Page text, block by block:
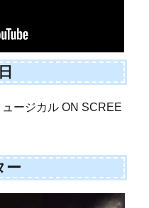
ージカル ON SCREE
ー